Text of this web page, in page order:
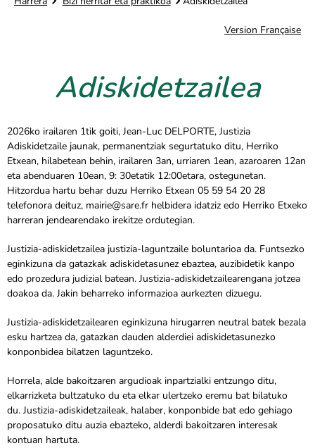
Version Française
Adiskidetzailea
2026ko irailaren 1tik goiti, Jean-Luc DELPORTE, Justizia
Adiskidetzaile jaunak, permanentziak segurtatuko ditu, Herriko
Etxean, hilabetean behin, irailaren 3an, urriaren 1ean, azaroaren 12an
eta abenduaren 10ean, 9: 30etatik 12:00etara, ostegunetan.
Hitzordua hartu behar duzu Herriko Etxean 05 59 54 20 28
telefonora deituz, mairie@sare.fr helbidera idatziz edo Herriko Etxeko
harreran jendearendako irekitze ordutegian.
Justizia-adiskidetzailea justizia-laguntzaile boluntarioa da. Funtsezko
eginkizuna da gatazkak adiskidetasunez ebaztea, auzibidetik kanpo
edo prozedura judizial batean. Justizia-adiskidetzailearengana jotzea
doakoa da. Jakin beharreko informazioa aurkezten dizuegu.
Justizia-adiskidetzailearen eginkizuna hirugarren neutral batek bezala
esku hartzea da, gatazkan dauden alderdiei adiskidetasunezko
konponbidea bilatzen laguntzeko.
Horrela, alde bakoitzaren argudioak inpartzialki entzungo ditu,
elkarrizketa bultzatuko du eta elkar ulertzeko eremu bat bilatuko
du. Justizia-adiskidetzaileak, halaber, konponbide bat edo gehiago
proposatuko ditu auzia ebazteko, alderdi bakoitzaren interesak
kontuan hartuta.